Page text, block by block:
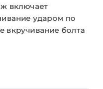
включает
ударом по
вкручивание болта